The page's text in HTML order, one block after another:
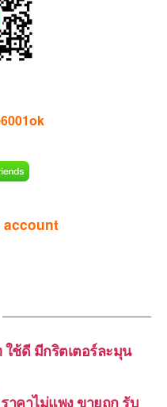
ช้ดี มีกริตเตอร์ละมุน
าคาไม่แพง ขายถูก รับ